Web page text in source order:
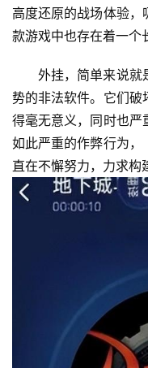
高度还原的战场体验
款游戏中也存在着一个
外挂，简单来说就
势的非法软件。它们破
得毫无意义，同时也严
如此严重的作弊行为，
直在不懈努力，力求构